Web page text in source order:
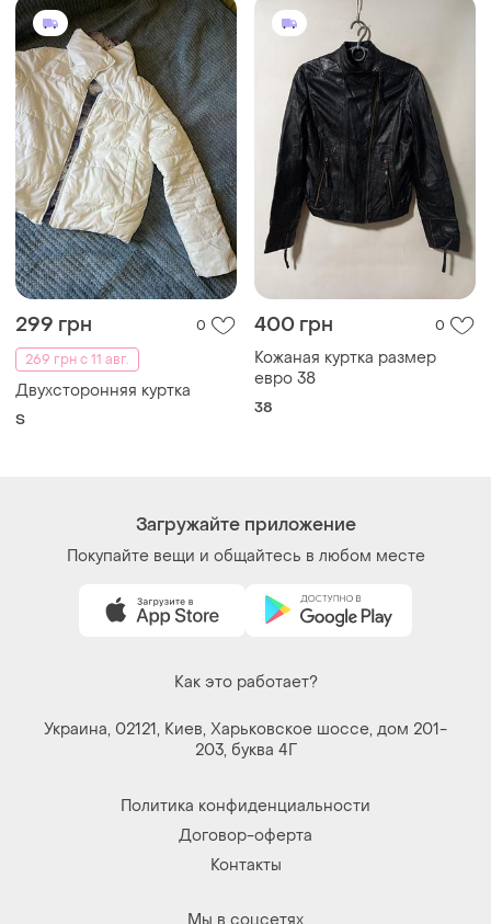
299 грн
0
269 грн с 11 авг.
Двухсторонняя куртка
S
400 грн 0
Кожаная куртка размер
евро 38
38
Загружайте приложение
Покупайте вещи и общайтесь в любом месте
Как это работает?
Украина, 02121, Киев, Харьковское шоссе, дом 201-
203, буква 4Г
Политика конфиденциальности
Договор-оферта
Контакты